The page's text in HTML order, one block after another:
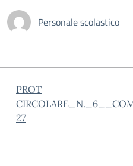
Personale scolastico
PROT
27